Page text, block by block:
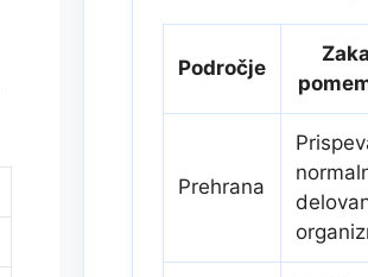
Področje
Prehrana